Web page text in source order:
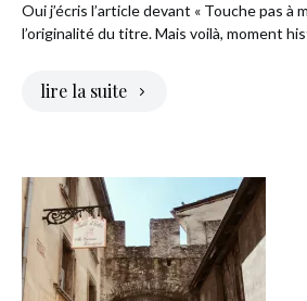
Oui j’écris l’article devant « Touche pas à
l’originalité du titre. Mais voilà, moment
lire la suite